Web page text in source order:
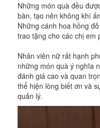
Những món quà đều
bàn, tạo nên không khí
Những cánh hoa hồng
trao tặng cho các chị em
Nhân viên nữ rất hạnh
những món quà ý nghĩa
đánh giá cao và quan
thể hiện lòng biết ơn và
quản lý.